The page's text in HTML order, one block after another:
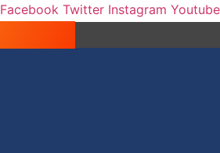
Facebook Twitter Instagram Youtube